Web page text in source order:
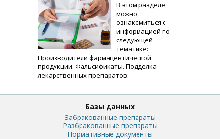
В этом разделе
можно
ознакомиться с
информацией по
следующей
тематике:
Производители фармацевтической
продукции. Фальсификаты. Подделка
лекарственных препаратов.
Базы данных
Забракованные препараты
Разбракованные препараты
Нормативные документы